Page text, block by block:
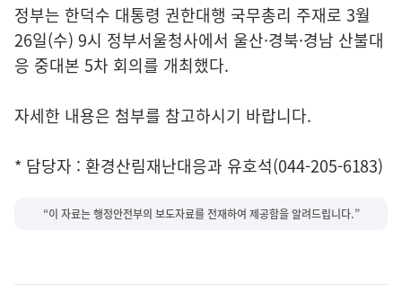
정부는 한덕수 대통령 권한대행 국무총리 주재로 3월
26일(수) 9시 정부서울청사에서 울산·경북·경남 산불대
응 중대본 5차 회의를 개최했다.
자세한 내용은 첨부를 참고하시기 바랍니다.
* 담당자 : 환경산림재난대응과 유호석(044-205-6183)
“이 자료는 행정안전부의 보도자료를 전재하여 제공함을 알려드립니다.”